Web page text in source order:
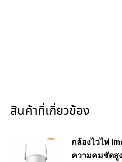
สินค้าที่เกี่ยวข้อง
กล้องไวไฟ
ความคมชัดสู